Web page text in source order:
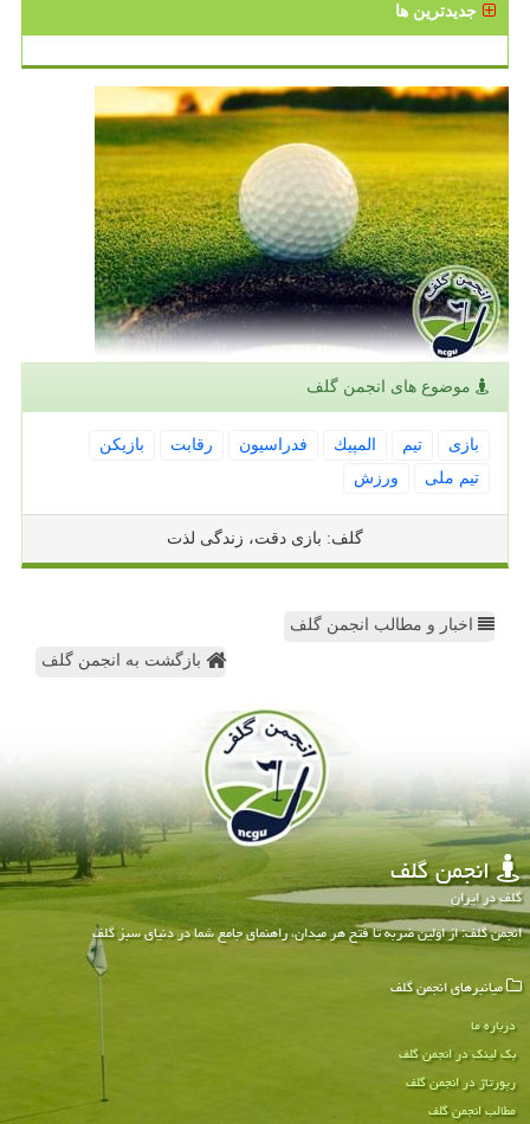
جدیدترین ها
موضوع های انجمن گلف
بازی تیم المپیك فدراسیون رقابت
بازیكن
تیم ملی
ورزش
گلف: بازی دقت، زندگی لذت
اخبار و مطالب انجمن گلف
بازگشت به انجمن گلف
انجمن گلف
گلف در ایران
انجمن گلف: از اولین ضربه تا فتح هر میدان، راهنمای جامع شما در دنیای سبز گلف
میانبرهای انجمن گلف
درباره ما
بک لینک در انجمن گلف
رپورتاژ در انجمن گلف
مطالب انجمن گلف